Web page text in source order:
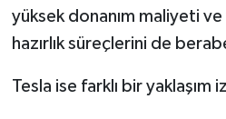
yüksek donanım maliyeti
hazırlık süreçlerini de
Tesla ise farklı bir yaklaşım
Sağlık